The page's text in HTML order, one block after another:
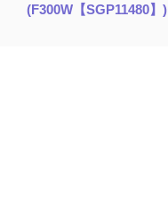
(F300W【SGP11480】)